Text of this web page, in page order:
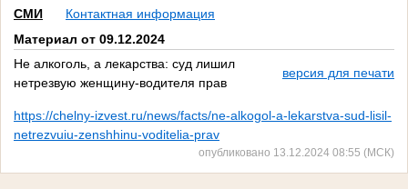
СМИ
Контактная информация
Материал от 09.12.2024
Не алкоголь, а лекарства: суд лишил
нетрезвую женщину-водителя прав
версия для печати
https://chelny-izvest.ru/news/facts/ne-alkogol-a-lekarstva-sud-lisil-
netrezvuiu-zenshhinu-voditelia-prav
опубликовано 13.12.2024 08:55 (МСК)